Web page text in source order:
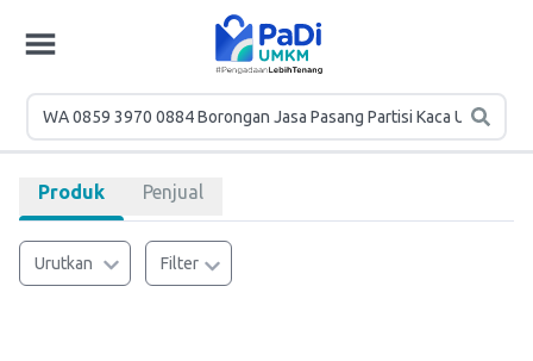
Produk Penjual
Urutkan Filter